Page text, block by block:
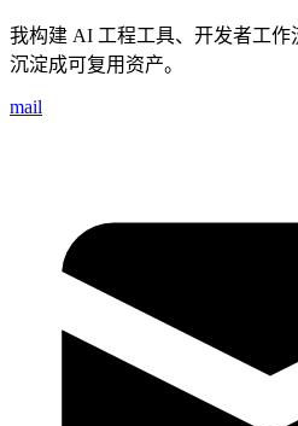
我构建 AI 工程工具、开发者工
沉淀成可复用资产。
mail